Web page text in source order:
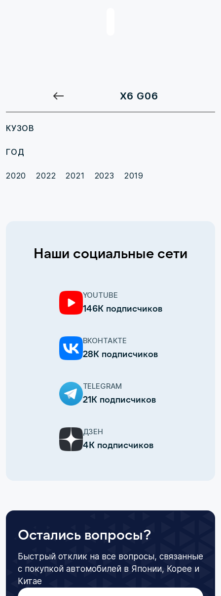
X6 G06
КУЗОВ
ГОД
2020 2022 2021 2023 2019
Наши социальные сети
YOUTUBE
146К подписчиков
ВКОНТАКТЕ
28К подписчиков
TELEGRAM
21К подписчиков
ДЗЕН
4К подписчиков
Остались вопросы?
Быстрый отклик на все вопросы, связанные
с покупкой автомобилей в Японии, Корее и
Китае